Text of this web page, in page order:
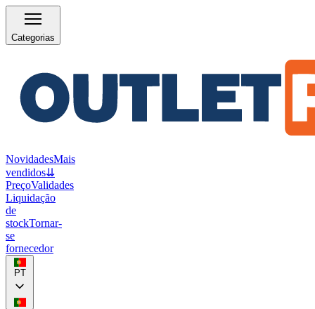
Categorias
NovidadesMais
vendidos⇊
PreçoValidades
Liquidação
de
stockTornar-
se
fornecedor
PT